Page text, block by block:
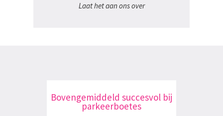
Laat het aan ons over
Bovengemiddeld succesvol bij
parkeerboetes